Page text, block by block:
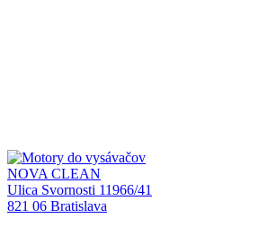
NOVA CLEAN
Ulica Svornosti 11966/41
821 06 Bratislava